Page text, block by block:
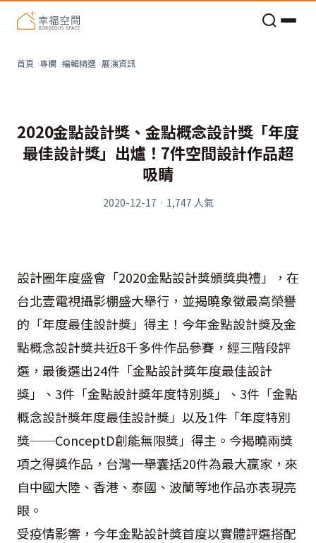
首頁 專欄 編輯精選 展演資訊
2020金點設計獎、金點概念設計獎「年度
最佳設計獎」出爐！7件空間設計作品超
吸睛
2020-12-17 · 1,747 人氣
設計圈年度盛會「2020金點設計獎頒獎典禮」，在
台北壹電視攝影棚盛大舉行，並揭曉象徵最高榮譽
的「年度最佳設計獎」得主！今年金點設計獎及金
點概念設計獎共近8千多件作品參賽，經三階段評
選，最後選出24件「金點設計獎年度最佳設計
獎」、3件「金點設計獎年度特別獎」、3件「金點
概念設計獎年度最佳設計獎」以及1件「年度特別
獎──ConceptD創能無限獎」得主。今揭曉兩獎
項之得獎作品，台灣一舉囊括20件為最大贏家，來
自中國大陸、香港、泰國、波蘭等地作品亦表現亮
眼。
受疫情影響，今年金點設計獎首度以實體評選搭配